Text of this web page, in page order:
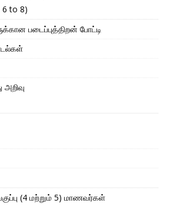
6 to 8)
படைப்புத்திறன் போட்டி
(4 மற்றும் 5) மாணவர்கள்